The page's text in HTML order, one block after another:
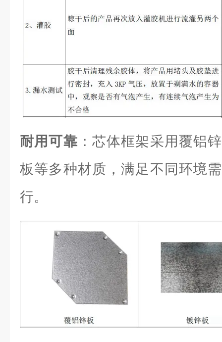
耐用可靠 ：芯体框架采用覆铝
板等多种材质，满足不同环境
行。